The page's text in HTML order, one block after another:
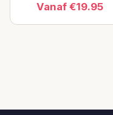
Vanaf €19.95